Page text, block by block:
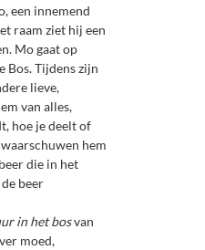
een innemend
raam ziet hij een
Mo gaat op
Bos. Tijdens zijn
lieve,
van alles,
hoe je deelt of
hem
die in het
beer
in het bosvan
moed,